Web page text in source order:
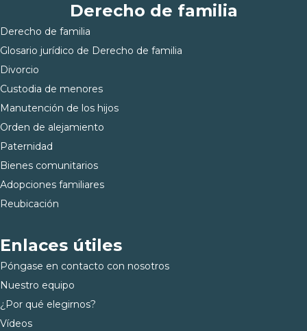
Derecho de familia
Derecho de familia
Glosario jurídico de Derecho de familia
Divorcio
Custodia de menores
Manutención de los hijos
Orden de alejamiento
Paternidad
Bienes comunitarios
Adopciones familiares
Reubicación
Enlaces útiles
Póngase en contacto con nosotros
Nuestro equipo
¿Por qué elegirnos?
Vídeos